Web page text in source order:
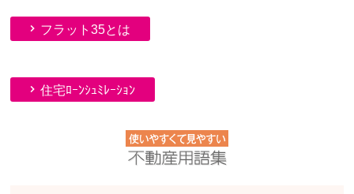
フラット35とは
住宅ﾛｰﾝｼｭﾐﾚｰｼｮﾝ